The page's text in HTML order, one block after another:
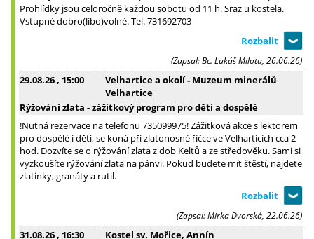
Prohlídky jsou celoročně každou sobotu od 11 h. Sraz u kostela.
Vstupné dobro(libo)volné. Tel. 731692703
(Zapsal: Bc. Lukáš Milota, 26.06.26)
29.08.26 , 15:00
Velhartice a okolí - Muzeum minerálů
Velhartice
Rýžování zlata - zážitkový program pro děti a dospělé
!Nutná rezervace na telefonu 735099975! Zážitková akce s lektorem
pro dospělé i děti, se koná při zlatonosné říčce ve Velharticích cca 2
hod. Dozvíte se o rýžování zlata z dob Keltů a ze středověku. Sami si
vyzkoušíte rýžování zlata na pánvi. Pokud budete mít štěstí, najdete
zlatinky, granáty a rutil.
(Zapsal: Mirka Dvorská, 22.06.26)
31.08.26 , 16:30
Kostel sv. Mořice, Annín